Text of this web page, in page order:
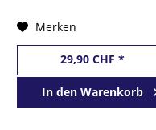
Merken
29,90 CHF *
In den Warenkorb